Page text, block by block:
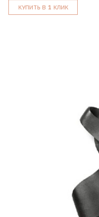
КУПИТЬ В 1 КЛИК